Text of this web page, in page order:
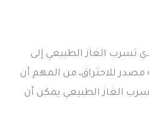
تسرب الغاز الطبيعي إلى
للاحتراق، من المهم أن
الغاز الطبيعي يمكن أن